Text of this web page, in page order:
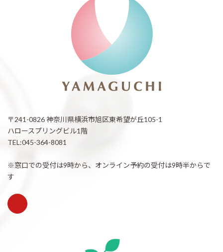
〒241-0826 神奈川県横浜市旭区東希望が丘105-1
ハロースプリングビル1階
TEL:045-364-8081
※窓口での受付は9時から、オンライン予約の受付は9時半からで
す